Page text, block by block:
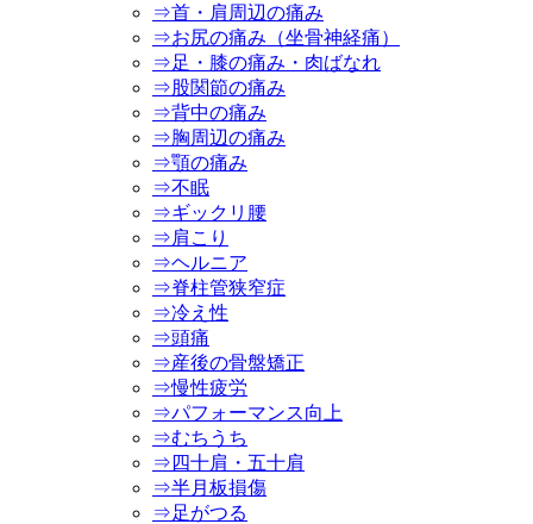
⇒首・肩周辺の痛み
⇒お尻の痛み（坐骨神経痛）
⇒足・膝の痛み・肉ばなれ
⇒股関節の痛み
⇒背中の痛み
⇒胸周辺の痛み
⇒顎の痛み
⇒不眠
⇒ギックリ腰
⇒肩こり
⇒ヘルニア
⇒脊柱管狭窄症
⇒冷え性
⇒頭痛
⇒産後の骨盤矯正
⇒慢性疲労
⇒パフォーマンス向上
⇒むちうち
⇒四十肩・五十肩
⇒半月板損傷
⇒足がつる